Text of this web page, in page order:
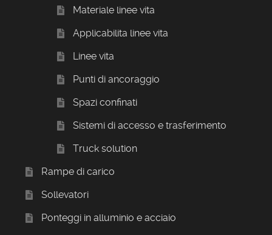
Materiale linee vita
Applicabilita linee vita
Linee vita
Punti di ancoraggio
Spazi confinati
Sistemi di accesso e trasferimento
Truck solution
Rampe di carico
Sollevatori
Ponteggi in alluminio e acciaio